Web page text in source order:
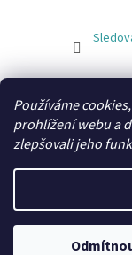
Používáme
prohlížení webu a
zlepšovali jeho
Copyright
Grafický